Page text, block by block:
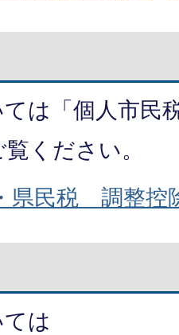
は「個人市民
ください。
県民税 調整控
は